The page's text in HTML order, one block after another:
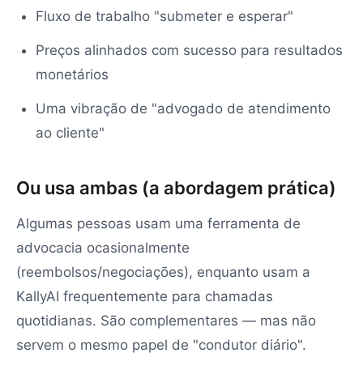
Fluxo de trabalho "submeter e esperar"
Preços alinhados com sucesso para resultados
monetários
Uma vibração de "advogado de atendimento
ao cliente"
Ou usa ambas (a abordagem prática)
Algumas pessoas usam uma ferramenta de
advocacia ocasionalmente
(reembolsos/negociações), enquanto usam a
KallyAI frequentemente para chamadas
quotidianas. São complementares — mas não
servem o mesmo papel de "condutor diário".